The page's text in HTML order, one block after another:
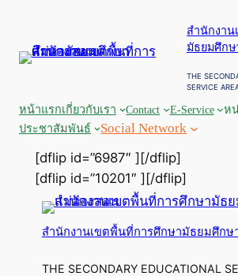
สำนักงาน
มัธยมศึก
THE
SERVICE
หน้าแรกเกี่ยวกับเรา Contact E-Service
ห
ประชาสัมพันธ์
Social Network
[dflip id=”6987″ ][/dflip]
[dflip id=”10201″ ][/dflip]
สำนักงานเขตพื้นที่การศึกษามัธยมศึกษ
THE SECONDARY EDUCATIONAL